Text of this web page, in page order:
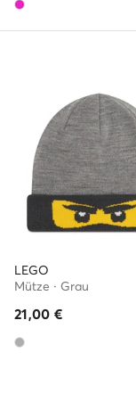
LEGO
Mütze · Grau
21,00 €